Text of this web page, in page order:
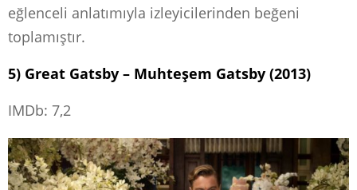
eğlenceli anlatımıyla izleyicilerinden beğeni
toplamıştır.
5) Great Gatsby – Muhteşem Gatsby (2013)
IMDb: 7,2